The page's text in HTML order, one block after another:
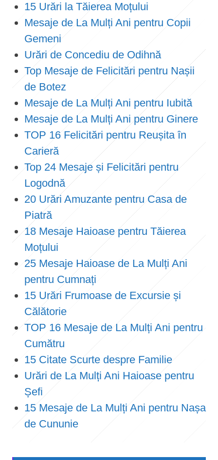
15 Urări la Tăierea Moțului
Mesaje de La Mulți Ani pentru Copii
Gemeni
Urări de Concediu de Odihnă
Top Mesaje de Felicitări pentru Nașii
de Botez
Mesaje de La Mulți Ani pentru Iubită
Mesaje de La Mulți Ani pentru Ginere
TOP 16 Felicitări pentru Reușita în
Carieră
Top 24 Mesaje și Felicitări pentru
Logodnă
20 Urări Amuzante pentru Casa de
Piatră
18 Mesaje Haioase pentru Tăierea
Moțului
25 Mesaje Haioase de La Mulți Ani
pentru Cumnați
15 Urări Frumoase de Excursie și
Călătorie
TOP 16 Mesaje de La Mulți Ani pentru
Cumătru
15 Citate Scurte despre Familie
Urări de La Mulți Ani Haioase pentru
Șefi
15 Mesaje de La Mulți Ani pentru Nașa
de Cununie